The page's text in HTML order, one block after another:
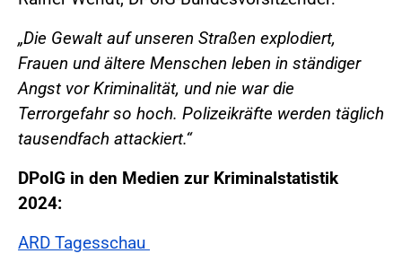
„Die Gewalt auf unseren Straßen explodiert,
Frauen und ältere Menschen leben in ständiger
Angst vor Kriminalität, und nie war die
Terrorgefahr so hoch. Polizeikräfte werden täglich
tausendfach attackiert.“
DPolG in den Medien zur Kriminalstatistik
2024:
ARD Tagesschau